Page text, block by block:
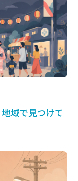
域で見つけて